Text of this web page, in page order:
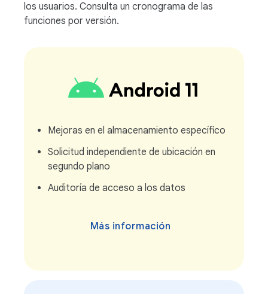
los usuarios. Consulta un cronograma de las
funciones por versión.
Mejoras en el almacenamiento específico
Solicitud independiente de ubicación en
segundo plano
Auditoría de acceso a los datos
Más información